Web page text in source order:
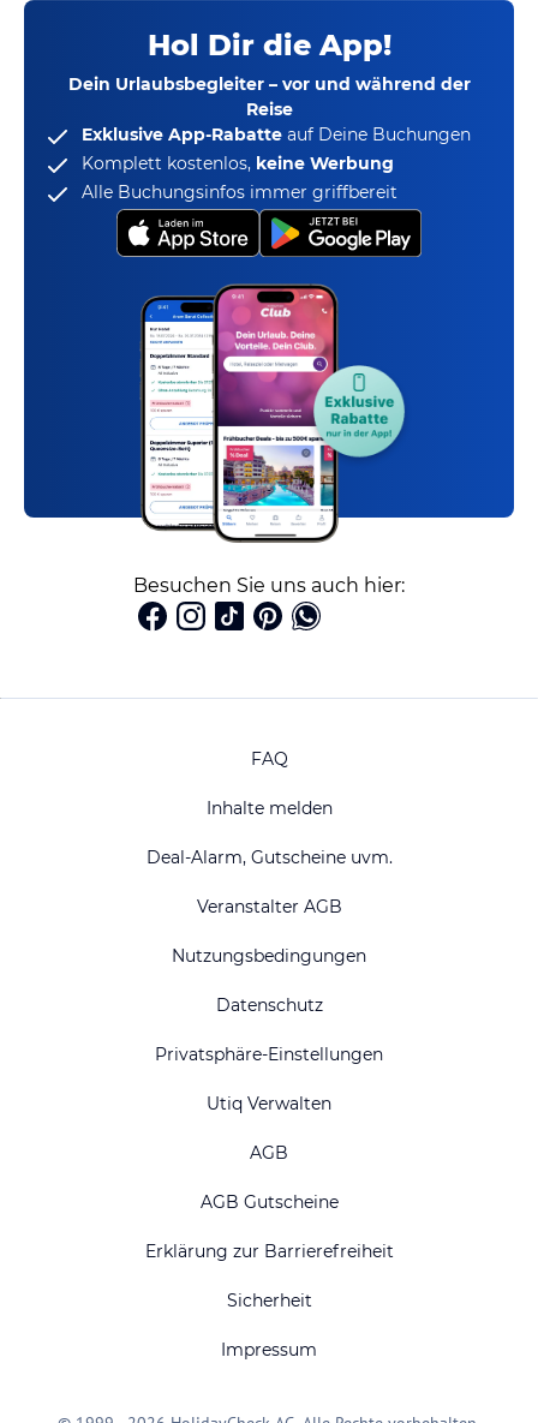
Hol Dir die App!
Dein Urlaubsbegleiter – vor und während der
Reise
Exklusive App-Rabatte auf Deine Buchungen
Komplett kostenlos, keine Werbung
Alle Buchungsinfos immer griffbereit
Besuchen Sie uns auch hier:
FAQ
Inhalte melden
Deal-Alarm, Gutscheine uvm.
Veranstalter AGB
Nutzungsbedingungen
Datenschutz
Privatsphäre-Einstellungen
Utiq Verwalten
AGB
AGB Gutscheine
Erklärung zur Barrierefreiheit
Sicherheit
Impressum